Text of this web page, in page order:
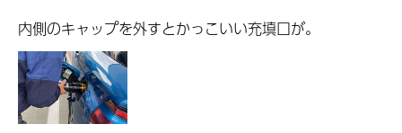
内側のキャップを外すとかっこいい充填口が。